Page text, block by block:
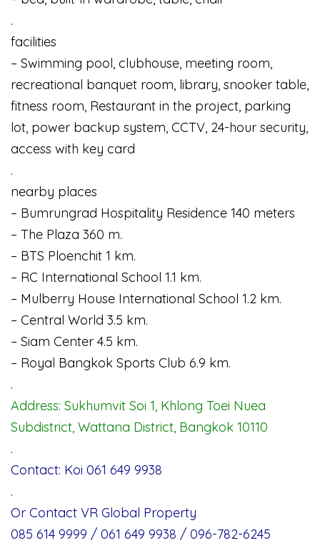
.
facilities
– Swimming pool, clubhouse, meeting room,
recreational banquet room, library, snooker table,
fitness room, Restaurant in the project, parking
lot, power backup system, CCTV, 24-hour security,
access with key card
.
nearby places
– Bumrungrad Hospitality Residence 140 meters
– The Plaza 360 m.
– BTS Ploenchit 1 km.
– RC International School 1.1 km.
– Mulberry House International School 1.2 km.
– Central World 3.5 km.
– Siam Center 4.5 km.
– Royal Bangkok Sports Club 6.9 km.
.
Address: Sukhumvit Soi 1, Khlong Toei Nuea
Subdistrict, Wattana District, Bangkok 10110
.
Contact: Koi 061 649 9938
.
Or Contact VR Global Property
085 614 9999 / 061 649 9938 / 096-782-6245